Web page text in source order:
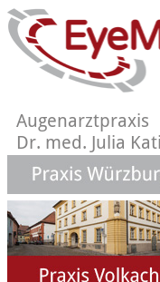
Augenarztpraxis
Dr. med. Julia